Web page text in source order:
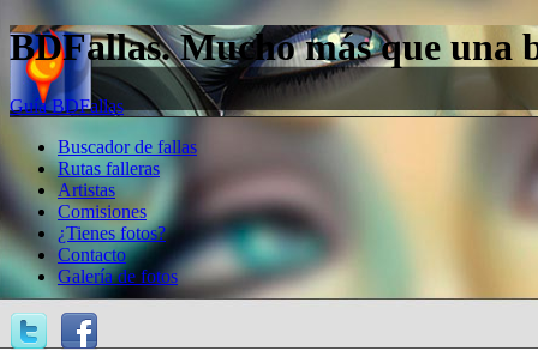
BDFallas. Mucho más que una
Guía BDFallas
Buscador de fallas
Rutas falleras
Artistas
Comisiones
¿Tienes fotos?
Contacto
Galería de fotos